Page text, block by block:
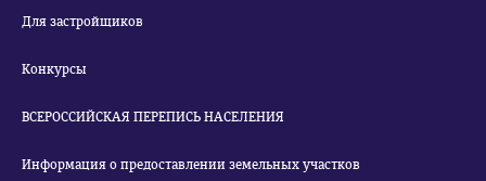
Для застройщиков
Конкурсы
ВСЕРОССИЙСКАЯ ПЕРЕПИСЬ НАСЕЛЕНИЯ
Информация о предоставлении земельных участков